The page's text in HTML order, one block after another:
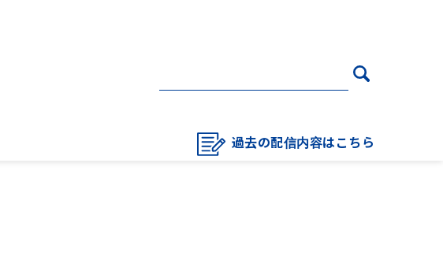
過去の配信内容はこちら